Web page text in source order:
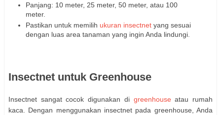
Panjang: 10 meter, 25 meter, 50 meter, atau 100
meter.
Pastikan untuk memilih ukuran insectnet yang sesuai
dengan luas area tanaman yang ingin Anda lindungi.
Insectnet untuk Greenhouse
Insectnet sangat cocok digunakan di greenhouseatau rumah
kaca. Dengan menggunakan insectnet pada greenhouse, Anda